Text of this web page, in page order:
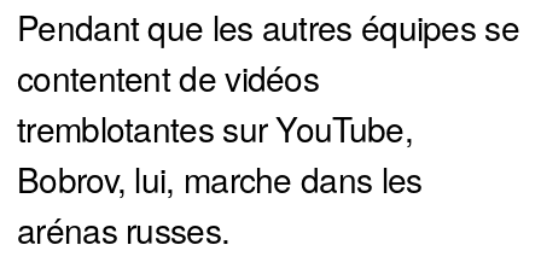
Pendant que les autres équipes se
contentent de vidéos
tremblotantes sur YouTube,
Bobrov, lui, marche dans les
arénas russes.